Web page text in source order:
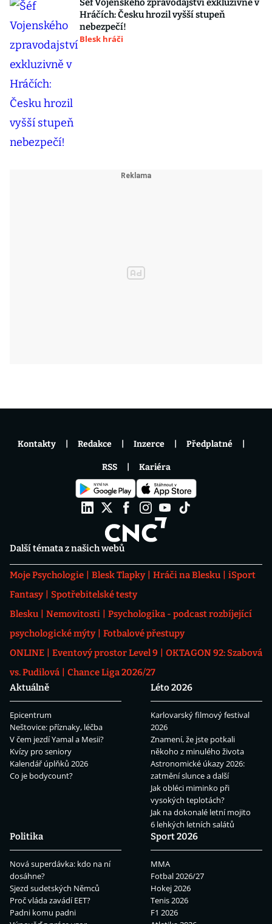
Šéf Vojenského zpravodajství exkluzivně v
Hráčích: Česku hrozil vyšší stupeň
nebezpečí!
Blesk hráči
Další témata z našich webů
Moje Psychologie Blesk Tlapky Hráči na Blesku
iSport
Fantasy
Spotřebitelské testy
Blesku
Nemovitosti
Psychologika - podcast rozbíjející
psychologické mýty
Fotbalové přestupy
ONLINE
Eventový prostor Level 9
OKTAGON 92: Szabová
vs. Pudilová
Chance Liga 2026/27
Aktuálně
Epicentrum
Neštovice: příznaky, léčba
V čem jezdí Yamal a Mesii?
Kvízy pro seniory
Kalendář úplňků 2026
Co je bodycount?
Léto 2026
Karlovarský filmový festival
2026
Znamení, že jste potkali
někoho z minulého života
Astronomické úkazy 2026:
zatmění slunce a další
Jak obléci miminko při
vysokých teplotách?
Jak na dokonalé letní mojito
6 lehkých letních salátů
Politika
Nová superdávka: kdo na ní
dosáhne?
Sjezd sudetských Němců
Proč vláda zavádí EET?
Padni komu padni
Sport 2026
MMA
Fotbal 2026/27
Hokej 2026
Tenis 2026
F1 2026
Kontakty Redakce Inzerce Předplatné
RSS Kariéra